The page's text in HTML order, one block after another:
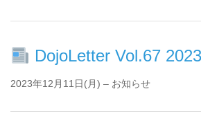
DojoLetter Vol.67
2023年12月11日(月) – お知らせ